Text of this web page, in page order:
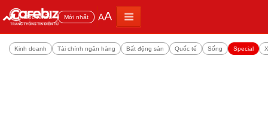
Đọc nhiều Mới nhất AA
Kinh doanh Tài chính ngân hàng Bất động sản Quốc tế Sống Special